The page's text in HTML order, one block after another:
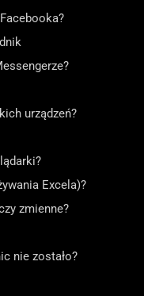
urządzeń?
Excela)?
zmienne?
nie zostało?